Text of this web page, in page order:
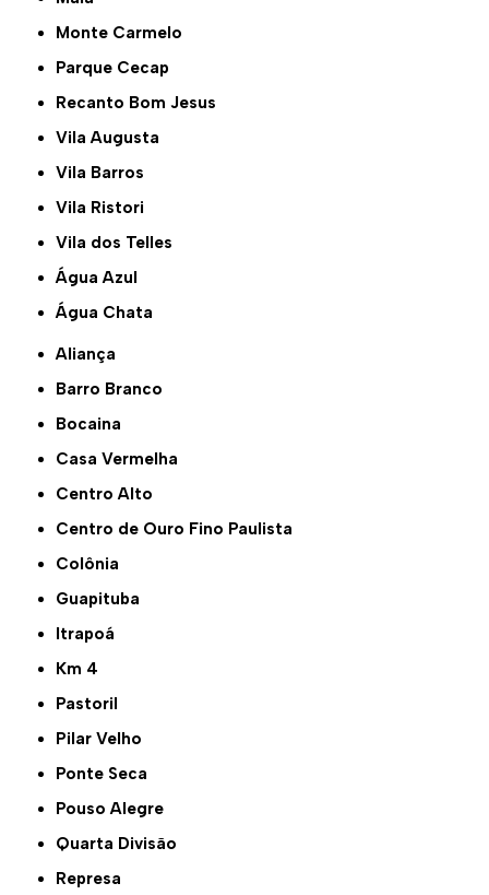
Monte Carmelo
Parque Cecap
Recanto Bom Jesus
Vila Augusta
Vila Barros
Vila Ristori
Vila dos Telles
Água Azul
Água Chata
Aliança
Barro Branco
Bocaina
Casa Vermelha
Centro Alto
Centro de Ouro Fino Paulista
Colônia
Guapituba
Itrapoá
Km 4
Pastoril
Pilar Velho
Ponte Seca
Pouso Alegre
Quarta Divisão
Represa